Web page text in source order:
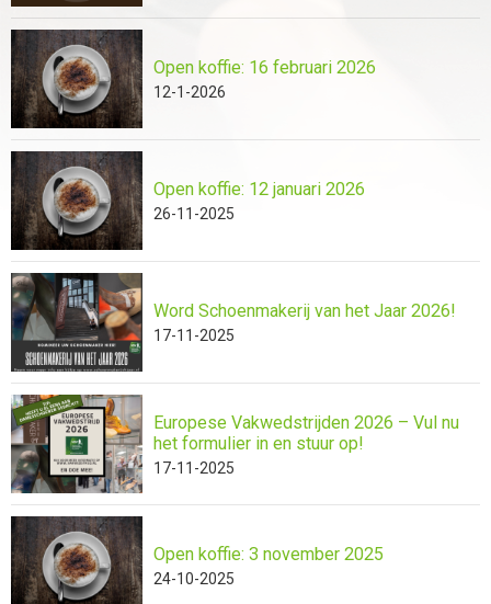
Open koffie: 16 februari 2026
12-1-2026
Open koffie: 12 januari 2026
26-11-2025
Word Schoenmakerij van het Jaar 2026!
17-11-2025
Europese Vakwedstrijden 2026 – Vul nu
het formulier in en stuur op!
17-11-2025
Open koffie: 3 november 2025
24-10-2025